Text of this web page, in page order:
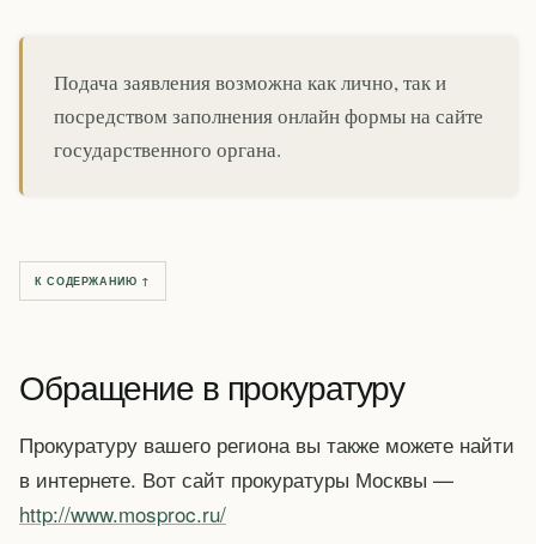
Подача заявления возможна как лично, так и
посредством заполнения онлайн формы на сайте
государственного органа.
К СОДЕРЖАНИЮ ↑
Обращение в прокуратуру
Прокуратуру вашего региона вы также можете найти
в интернете. Вот сайт прокуратуры Москвы —
http://www.mosproc.ru/